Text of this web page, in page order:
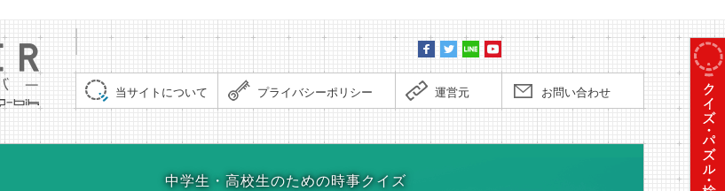
当サイトについて プライバシーポリシー 運営元 お問い合わせ
中学生・高校生のための時事クイズ